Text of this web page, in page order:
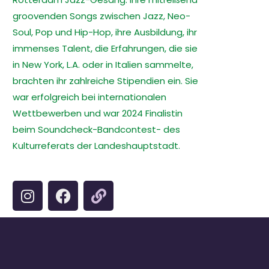
groovenden Songs zwischen Jazz, Neo-
Soul, Pop und Hip-Hop, ihre Ausbildung, ihr
immenses Talent, die Erfahrungen, die sie
in New York, L.A. oder in Italien sammelte,
brachten ihr zahlreiche Stipendien ein. Sie
war erfolgreich bei internationalen
Wettbewerben und war 2024 Finalistin
beim Soundcheck-Bandcontest- des
Kulturreferats der Landeshauptstadt.